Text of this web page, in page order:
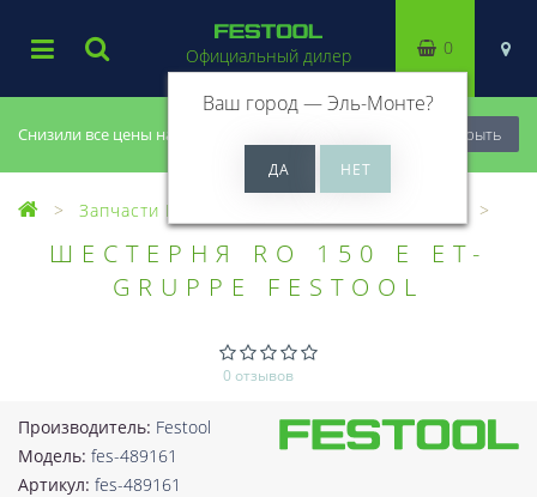
Снизили все цены на 20%, успей купить! Закрыть
Официальный дилер
Ваш город —Эль-Монте?
0
Запчасти Festool
ШЕСТЕРНЯ RO 150 E ET-
GRUPPE FESTOOL
0 отзывов
Производитель: Festool
Модель: fes-489161
Артикул: fes-489161